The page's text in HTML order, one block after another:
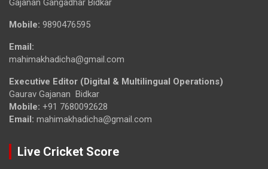
Gajanan Gangadhar Bidkar
Mobile: 9890476595
Email:
mahimakhadicha@gmail.com
Executive Editor (Digital & Multilingual Operations)
Gaurav Gajanan Bidkar
Mobile: +91 7680092628
Email: mahimakhadicha@gmail.com
Live Cricket Score